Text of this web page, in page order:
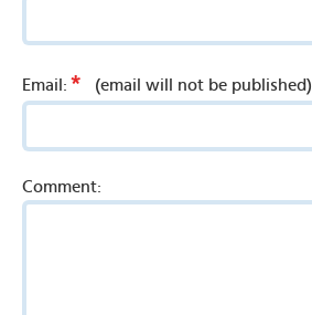
Email: * (email will not be published)
Comment: